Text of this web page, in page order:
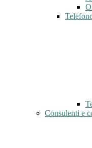
Consulenti e